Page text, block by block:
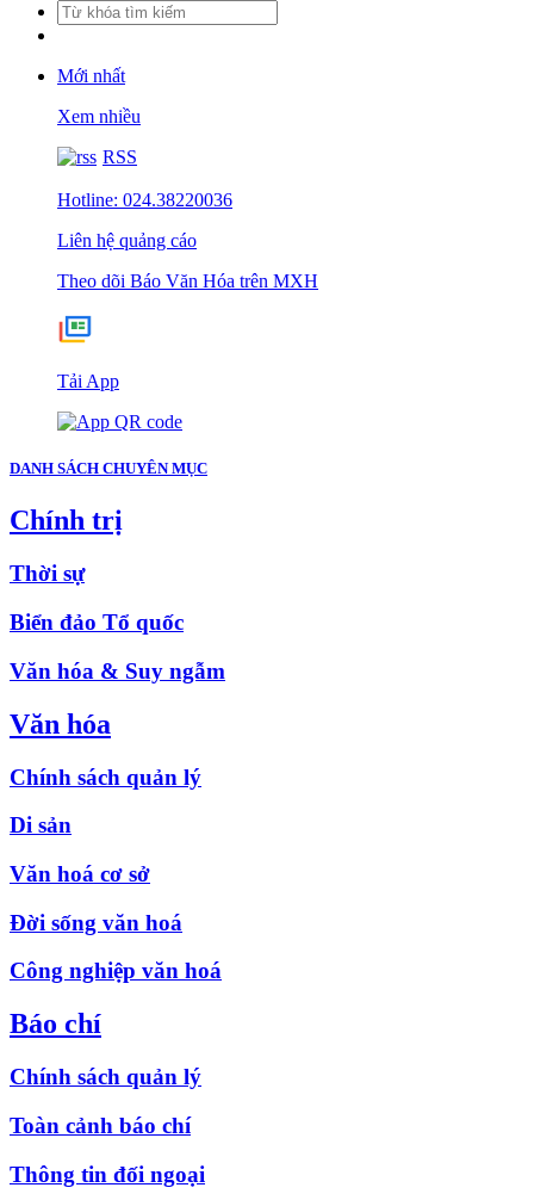
Mới nhất
Xem nhiều
RSS
Hotline: 024.38220036
Liên hệ quảng cáo
Theo dõi Báo Văn Hóa trên MXH
Tải App
DANH SÁCH CHUYÊN MỤC
Chính trị
Thời sự
Biển đảo Tổ quốc
Văn hóa & Suy ngẫm
Văn hóa
Chính sách quản lý
Di sản
Văn hoá cơ sở
Đời sống văn hoá
Công nghiệp văn hoá
Báo chí
Chính sách quản lý
Toàn cảnh báo chí
Thông tin đối ngoại